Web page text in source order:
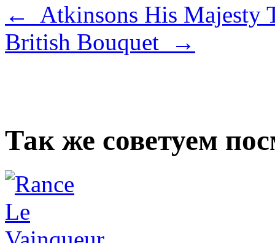
← Atkinsons His Majesty
British Bouquet →
Так же советуем